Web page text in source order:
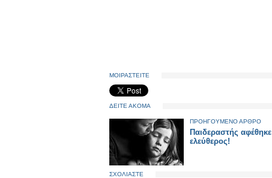
ΜΟΙΡΑΣΤΕΙΤΕ
ΔΕΙΤΕ ΑΚΟΜΑ
ΠΡΟΗΓΟΥΜΕΝΟ ΑΡΘΡΟ
Παιδεραστής αφέθηκε
ελεύθερος!
ΣΧΟΛΙΑΣΤΕ